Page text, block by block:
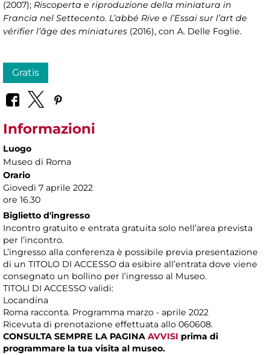
(2007); Riscoperta e riproduzione della miniatura in
Francia nel Settecento. L’abbé Rive e l’Essai sur l’art de
vérifier l’âge des miniatures (2016), con A. Delle Foglie.
Gratis
Informazioni
Luogo
Museo di Roma
Orario
Giovedì 7 aprile 2022
ore 16.30
Biglietto d'ingresso
Incontro gratuito e entrata gratuita solo nell’area prevista
per l’incontro.
L’ingresso alla conferenza è possibile previa presentazione
di un TITOLO DI ACCESSO da esibire all’entrata dove viene
consegnato un bollino per l’ingresso al Museo.
TITOLI DI ACCESSO validi:
Locandina
Roma racconta. Programma marzo - aprile 2022
Ricevuta di prenotazione effettuata allo 060608.
CONSULTA SEMPRE LA PAGINA AVVISI prima di
programmare la tua visita al museo.